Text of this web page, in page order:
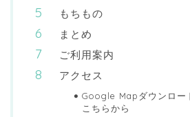
もちもの
まとめ
ご利用案内
アクセス
Google Mapダウンロー
こちらから